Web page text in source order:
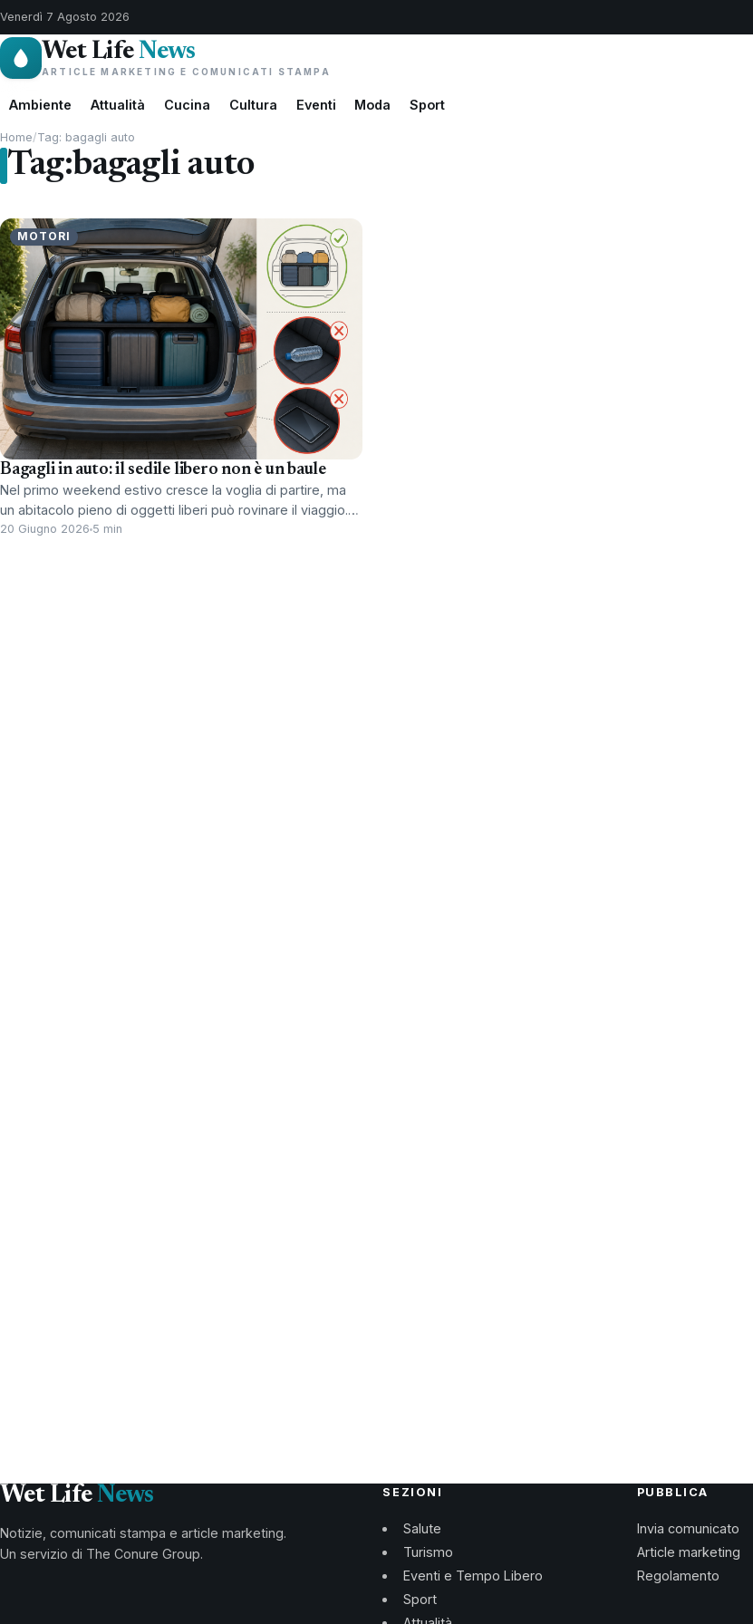
Venerdì 7 Agosto 2026
Wet LifeNews
ARTICLE MARKETING E COMUNICATI STAMPA
Ambiente Attualità Cucina Cultura Eventi Moda Sport
Home/Tag: bagagli auto
Tag:bagagli auto
MOTORI
Bagagli in auto: il sedile libero non è un baule
Nel primo weekend estivo cresce la voglia di partire, ma
un abitacolo pieno di oggetti liberi può rovinare il viaggio.…
20 Giugno 2026 5 min
Wet Life News
Notizie, comunicati stampa e article marketing.
Un servizio di The Conure Group.
SEZIONI
Salute
Turismo
Eventi e Tempo Libero
Sport
PUBBLICA
Invia comunicato
Article marketing
Regolamento